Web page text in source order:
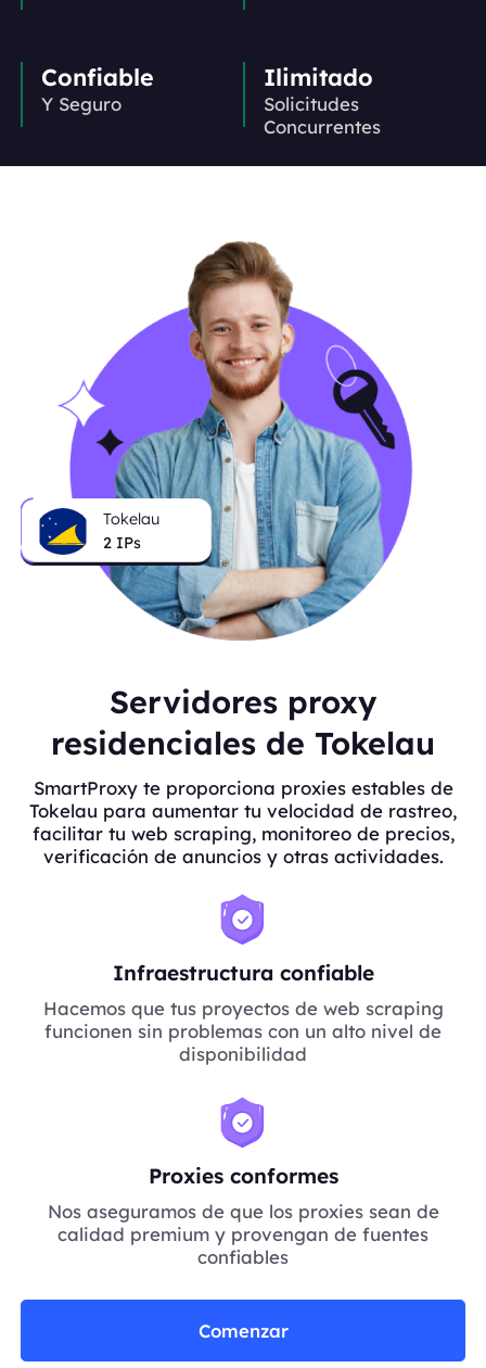
Confiable
Y Seguro
Ilimitado
Solicitudes
Concurrentes
Tokelau
2 IPs
Servidores proxy
residenciales de Tokelau
SmartProxy te proporciona proxies estables de
Tokelau para aumentar tu velocidad de rastreo,
facilitar tu web scraping, monitoreo de precios,
verificación de anuncios y otras actividades.
Infraestructura confiable
Hacemos que tus proyectos de web scraping
funcionen sin problemas con un alto nivel de
disponibilidad
Proxies conformes
Nos aseguramos de que los proxies sean de
calidad premium y provengan de fuentes
confiables
Comenzar